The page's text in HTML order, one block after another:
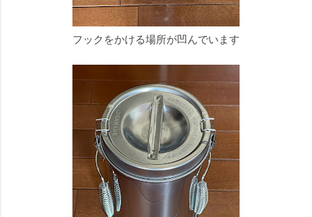
フックをかける場所が凹んでいます